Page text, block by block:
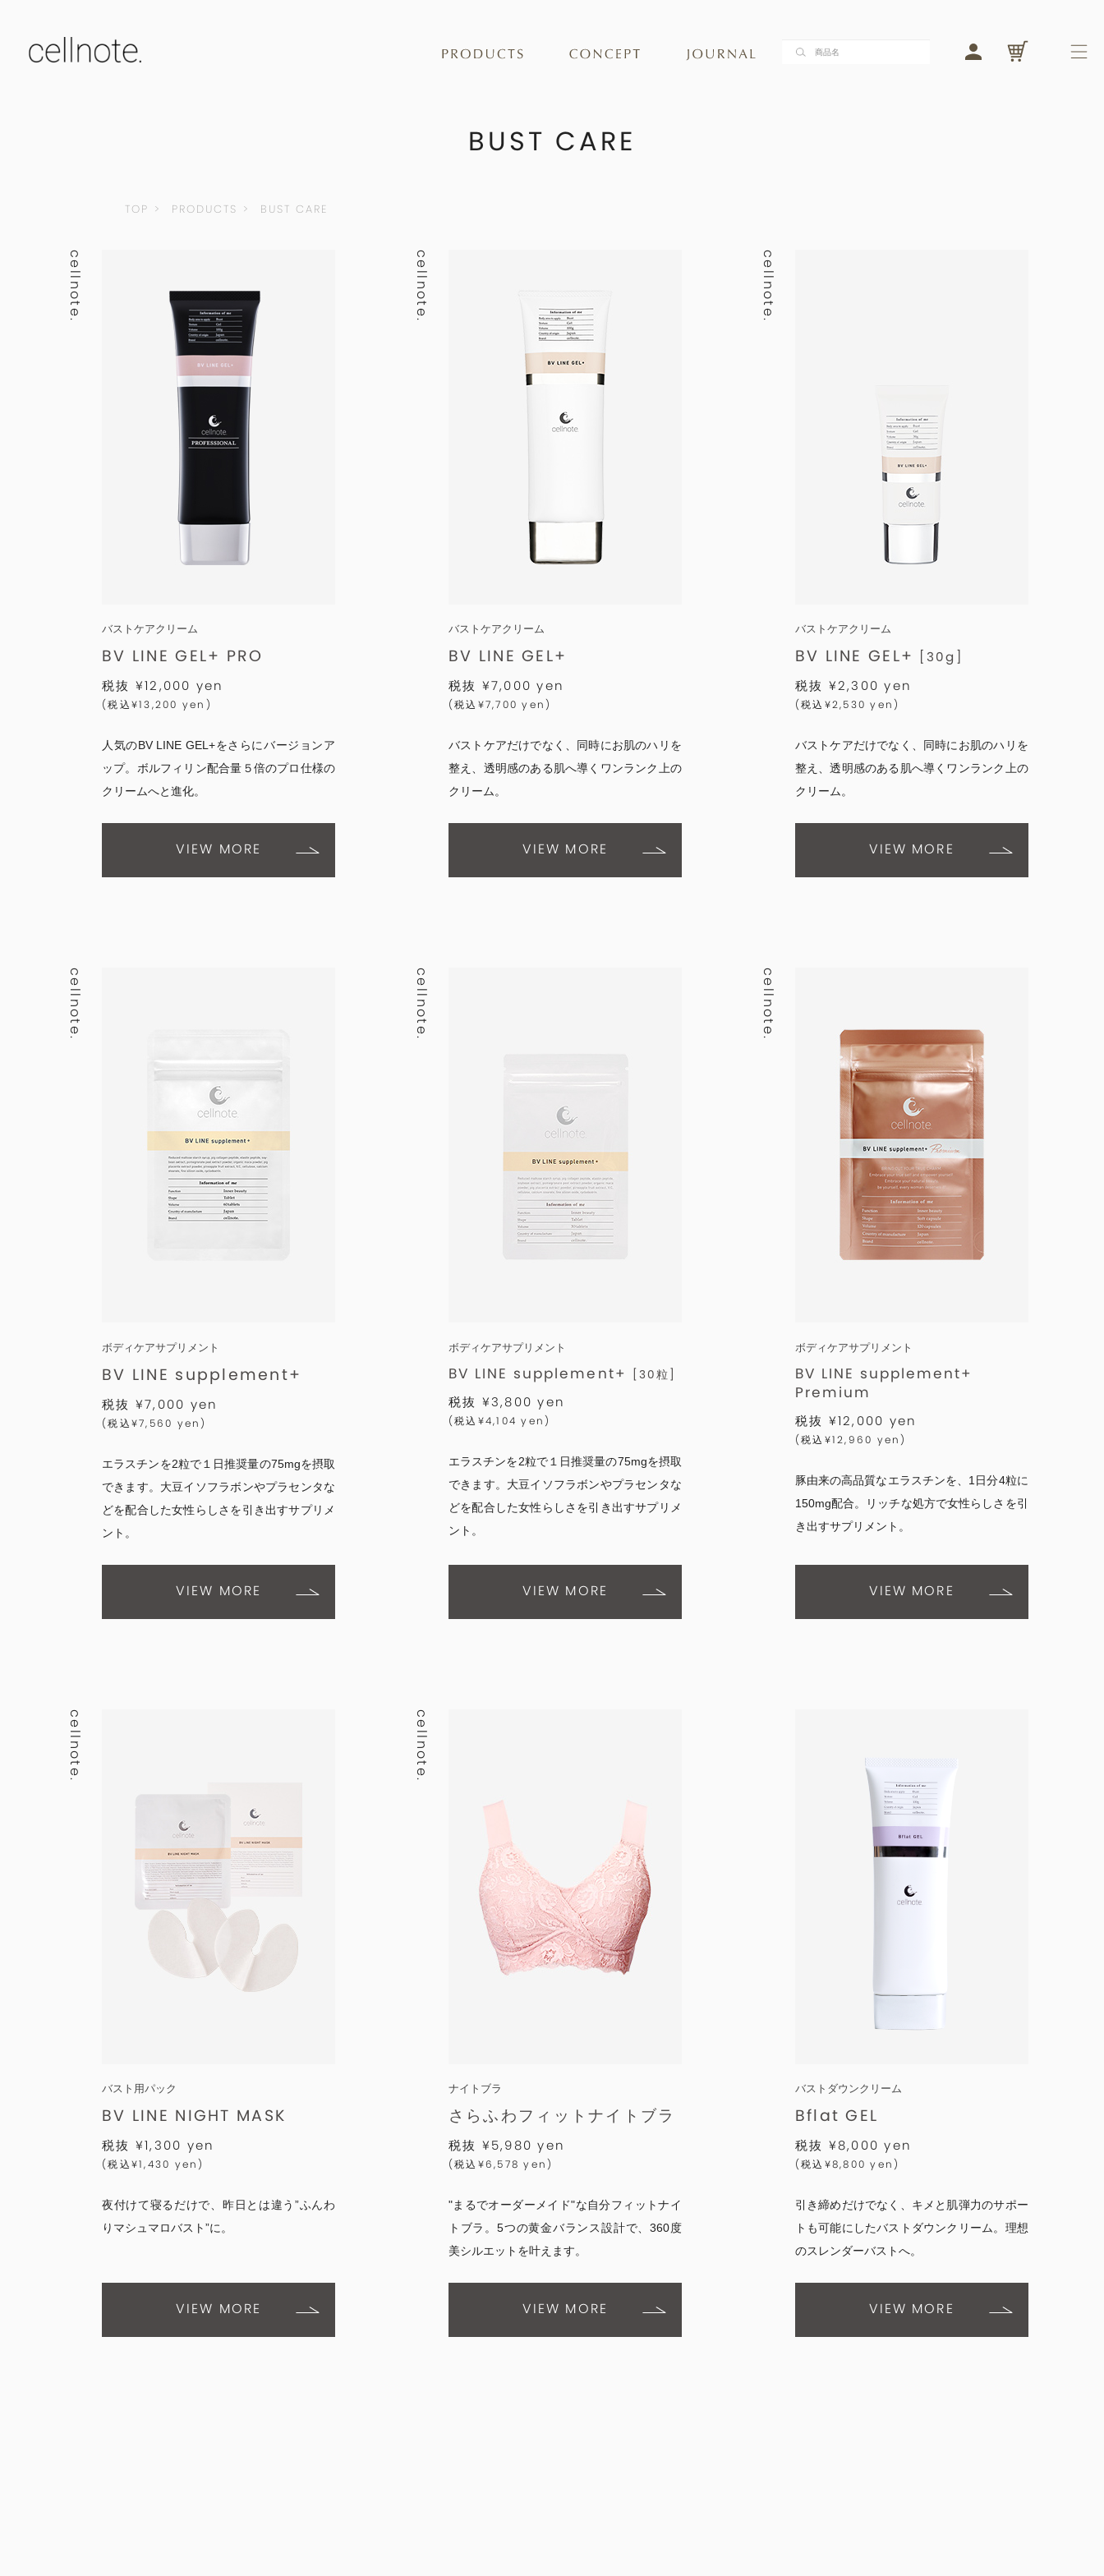
検索する
ご利用ガイド
よくあるご質問
BUST CARE
TOP PRODUCTS BUST CARE
バストケアクリーム
BV LINE GEL+ PRO
税抜 ¥12,000 yen
(税込¥13,200 yen)
人気のBV LINE GEL+をさらにバージョンア
ップ。ボルフィリン配合量５倍のプロ仕様の
クリームへと進化。
VIEW MORE
cellnote.
バストケアクリーム
BV LINE GEL+
税抜 ¥7,000 yen
(税込¥7,700 yen)
バストケアだけでなく、同時にお肌のハリを
整え、透明感のある肌へ導くワンランク上の
クリーム。
VIEW MORE
cellnote.
バストケアクリーム
BV LINE GEL+
[30g]
税抜 ¥2,300 yen
(税込¥2,530 yen)
バストケアだけでなく、同時にお肌のハリを
整え、透明感のある肌へ導くワンランク上の
クリーム。
VIEW MORE
cellnote.
ボディケアサプリメント
BV LINE supplement+
税抜 ¥7,000 yen
(税込¥7,560 yen)
エラスチンを2粒で１日推奨量の75mgを摂取
できます。大豆イソフラボンやプラセンタな
どを配合した女性らしさを引き出すサプリメ
ント。
VIEW MORE
cellnote.
ボディケアサプリメント
BV LINE supplement+ [30粒]
税抜 ¥3,800 yen
(税込¥4,104 yen)
エラスチンを2粒で１日推奨量の75mgを摂取
できます。大豆イソフラボンやプラセンタな
どを配合した女性らしさを引き出すサプリメ
ント。
VIEW MORE
cellnote.
ボディケアサプリメント
BV LINE supplement+
Premium
税抜 ¥12,000 yen
(税込¥12,960 yen)
豚由来の高品質なエラスチンを、1日分4粒に
150mg配合。リッチな処方で女性らしさを引
き出すサプリメント。
VIEW MORE
cellnote.
バスト用パック
BV LINE NIGHT MASK
税抜 ¥1,300 yen
(税込¥1,430 yen)
夜付けて寝るだけで、昨日とは違う”ふんわ
りマシュマロバスト”に。
VIEW MORE
cellnote.
ナイトブラ
さらふわフィットナイトブラ
税抜 ¥5,980 yen
(税込¥6,578 yen)
"まるでオーダーメイド"な自分フィットナイ
トブラ。5つの黄金バランス設計で、360度
美シルエットを叶えます。
VIEW MORE
cellnote.
バストダウンクリーム
Bflat GEL
税抜 ¥8,000 yen
(税込¥8,800 yen)
引き締めだけでなく、キメと肌弾力のサポー
トも可能にしたバストダウンクリーム。理想
のスレンダーバストへ。
VIEW MORE